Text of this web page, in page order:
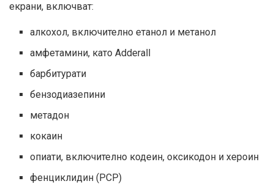
екрани, включват:
алкохол, включително етанол и метанол
амфетамини, като Adderall
барбитурати
бензодиазепини
метадон
кокаин
опиати, включително кодеин, оксикодон и хероин
фенциклидин (PCP)